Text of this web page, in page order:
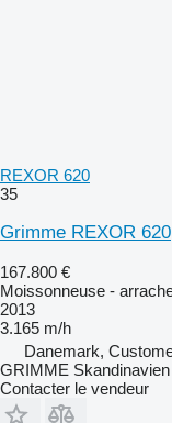
REXOR 620
35
Grimme REXOR 620
167.800 €
Moissonneuse -
2013
3.165 m/h
Danemark,
GRIMME
Contacter le vendeur